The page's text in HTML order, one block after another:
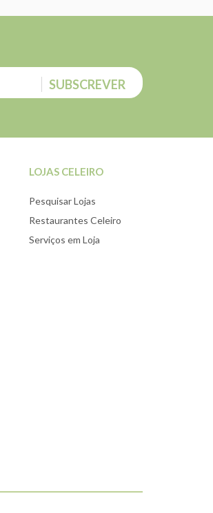
SUBSCREVER
LOJAS CELEIRO
Pesquisar Lojas
Restaurantes Celeiro
Serviços em Loja